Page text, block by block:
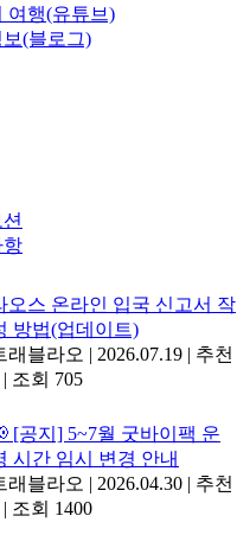
여행(유튜브)
(블로그)
항
오스 온라인 입국 신고서 작
방법(업데이트)
래블라오 | 2026.07.19 | 추천
| 조회 705
[공지] 5~7월 굿바이팩 운
시간 임시 변경 안내
래블라오 | 2026.04.30 | 추천
| 조회 1400